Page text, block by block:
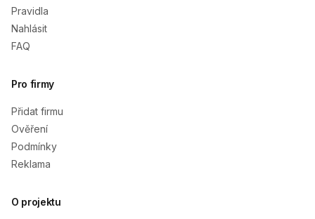
Pravidla
Nahlásit
FAQ
Pro firmy
Přidat firmu
Ověření
Podmínky
Reklama
O projektu